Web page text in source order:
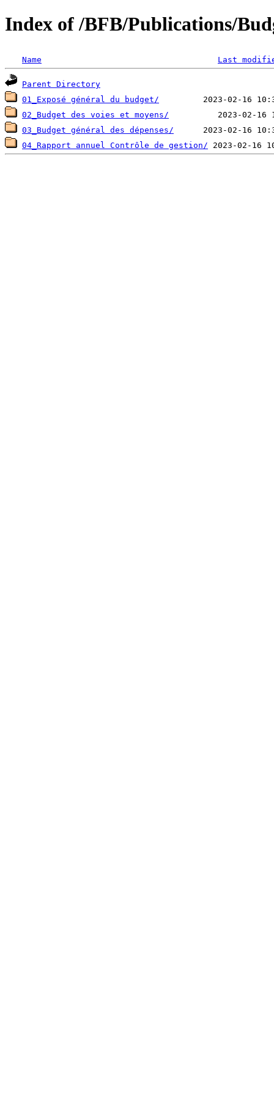
Index of /BFB/Publications/
Name Last
Parent Directory
01_Exposé général du budget/
02_Budget des voies et moyens/
03_Budget général des dépenses/
04_Rapport annuel Contrôle de gestion/